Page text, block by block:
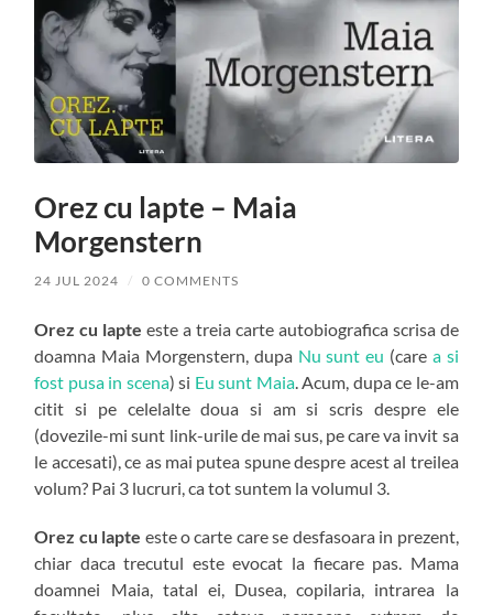
Orez cu lapte – Maia
Morgenstern
24 JUL 2024 / 0 COMMENTS
Orez cu lapte este a treia carte autobiografica scrisa de
doamna Maia Morgenstern, dupa Nu sunt eu (care a si
fost pusa in scena) si Eu sunt Maia. Acum, dupa ce le-am
citit si pe celelalte doua si am si scris despre ele
(dovezile-mi sunt link-urile de mai sus, pe care va invit sa
le accesati), ce as mai putea spune despre acest al treilea
volum? Pai 3 lucruri, ca tot suntem la volumul 3.
Orez cu lapte este o carte care se desfasoara in prezent,
chiar daca trecutul este evocat la fiecare pas. Mama
doamnei Maia, tatal ei, Dusea, copilaria, intrarea la